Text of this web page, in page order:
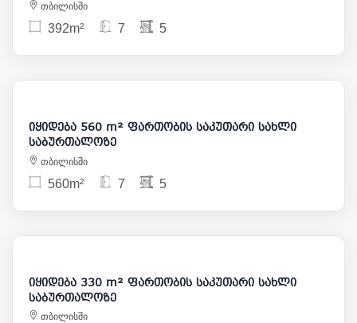
თბილისში
392m² 7 5
600 000
იყიდება 560 m² ფართობის საკუთარი სახლი
საბურთალოზე
თბილისში
560m² 7 5
620 000
იყიდება 330 m² ფართობის საკუთარი სახლი
საბურთალოზე
თბილისში